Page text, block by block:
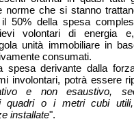
norme che si stanno
50% della spesa
volontari di energia
unità immobiliare in
consumati.
spesa derivante dalla
involontari, potrà essere
e non esaustivo,
quadri o i metri cubi
installate".